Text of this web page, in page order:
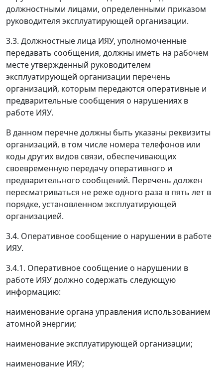
должностными лицами, определенными приказом
руководителя эксплуатирующей организации.
3.3. Должностные лица ИЯУ, уполномоченные
передавать сообщения, должны иметь на рабочем
месте утвержденный руководителем
эксплуатирующей организации перечень
организаций, которым передаются оперативные и
предварительные сообщения о нарушениях в
работе ИЯУ.
В данном перечне должны быть указаны реквизиты
организаций, в том числе номера телефонов или
коды других видов связи, обеспечивающих
своевременную передачу оперативного и
предварительного сообщений. Перечень должен
пересматриваться не реже одного раза в пять лет в
порядке, установленном эксплуатирующей
организацией.
3.4. Оперативное сообщение о нарушении в работе
ИЯУ.
3.4.1. Оперативное сообщение о нарушении в
работе ИЯУ должно содержать следующую
информацию:
наименование органа управления использованием
атомной энергии;
наименование эксплуатирующей организации;
наименование ИЯУ;